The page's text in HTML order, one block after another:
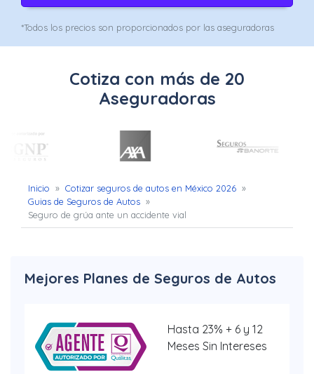
para
Uber
Chofer
Seguro
de
Gastos
Médicos
*Todos los precios son proporcionados por las aseguradoras
Cotiza con más de 20
Aseguradoras
Inicio » Cotizar seguros de autos en México 2026 »
Guias de Seguros de Autos »
Seguro de grúa ante un accidente vial
Mejores Planes de Seguros de Autos
Hasta 23% + 6 y 12
Meses Sin Intereses